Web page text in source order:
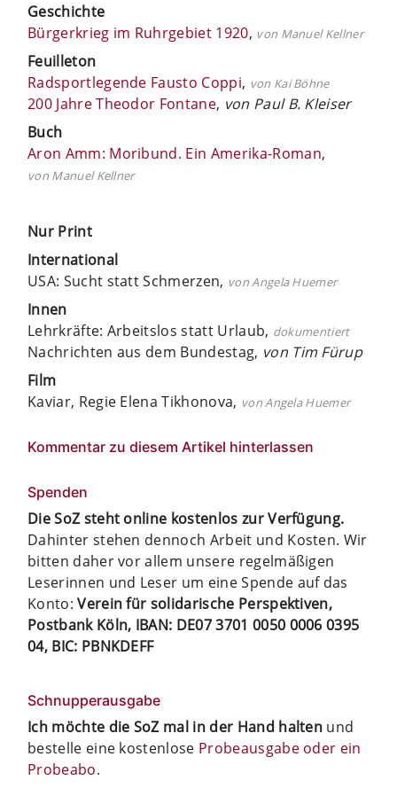
Geschichte
Bürgerkrieg im Ruhrgebiet 1920, von Manuel Kellner
Feuilleton
Radsportlegende Fausto Coppi, von Kai Böhne
200 Jahre Theodor Fontane, von Paul B. Kleiser
Buch
Aron Amm: Moribund. Ein Amerika-Roman,
von Manuel Kellner
Nur Print
International
USA: Sucht statt Schmerzen, von Angela Huemer
Innen
Lehrkräfte: Arbeitslos statt Urlaub, dokumentiert
Nachrichten aus dem Bundestag, von Tim Fürup
Film
Kaviar, Regie Elena Tikhonova, von Angela Huemer
Kommentar zu diesem Artikel hinterlassen
Spenden
Die SoZ steht online kostenlos zur Verfügung.
Dahinter stehen dennoch Arbeit und Kosten. Wir
bitten daher vor allem unsere regelmäßigen
Leserinnen und Leser um eine Spende auf das
Konto:Verein für solidarische Perspektiven,
Postbank Köln, IBAN: DE07 3701 0050 0006 0395
04, BIC: PBNKDEFF
Schnupperausgabe
Ich möchte die SoZ mal in der Hand halten und
bestelle eine kostenlose Probeausgabe oder ein
Probeabo.